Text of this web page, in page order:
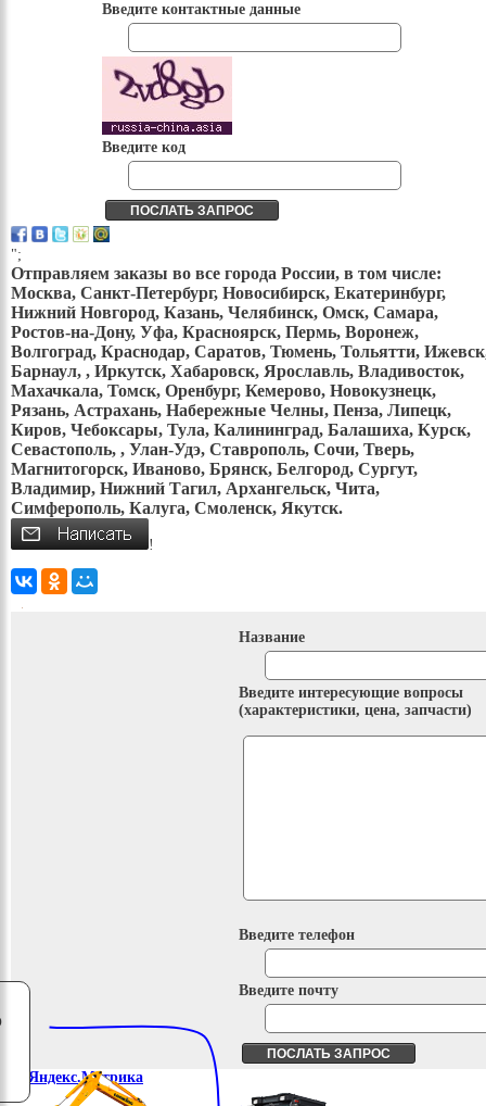
Введите контактные данные
Введите код
";
Отправляем заказы во все города России, в том числе:
Москва, Санкт-Петербург, Новосибирск, Екатеринбург,
Нижний Новгород, Казань, Челябинск, Омск, Самара,
Ростов-на-Дону, Уфа, Красноярск, Пермь, Воронеж,
Волгоград, Краснодар, Саратов, Тюмень, Тольятти,
Барнаул, , Иркутск, Хабаровск, Ярославль, Владивосток,
Махачкала, Томск, Оренбург, Кемерово, Новокузнецк,
Рязань, Астрахань, Набережные Челны, Пенза, Липецк,
Киров, Чебоксары, Тула, Калининград, Балашиха, Курск,
Севастополь, , Улан-Удэ, Ставрополь, Сочи, Тверь,
Магнитогорск, Иваново, Брянск, Белгород, Сургут,
Владимир, Нижний Тагил, Архангельск, Чита,
Симферополь, Калуга, Смоленск, Якутск.
!
Название
Введите интересующие вопросы
(характеристики, цена, запчасти)
Введите телефон
Введите почту